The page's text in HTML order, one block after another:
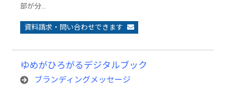
部が分…
資料請求・問い合わせできます
ゆめがひろがるデジタルブック
ブランディングメッセージ